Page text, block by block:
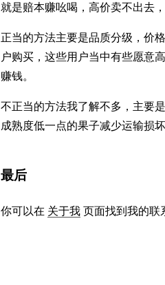
就是赔本赚吆喝，高价卖不出去
正当的方法主要是品质分级，价
户购买，这些用户当中有些愿意
赚钱。
不正当的方法我了解不多，主要
成熟度低一点的果子减少运输损
最后
你可以在 关于我 页面找到我的联